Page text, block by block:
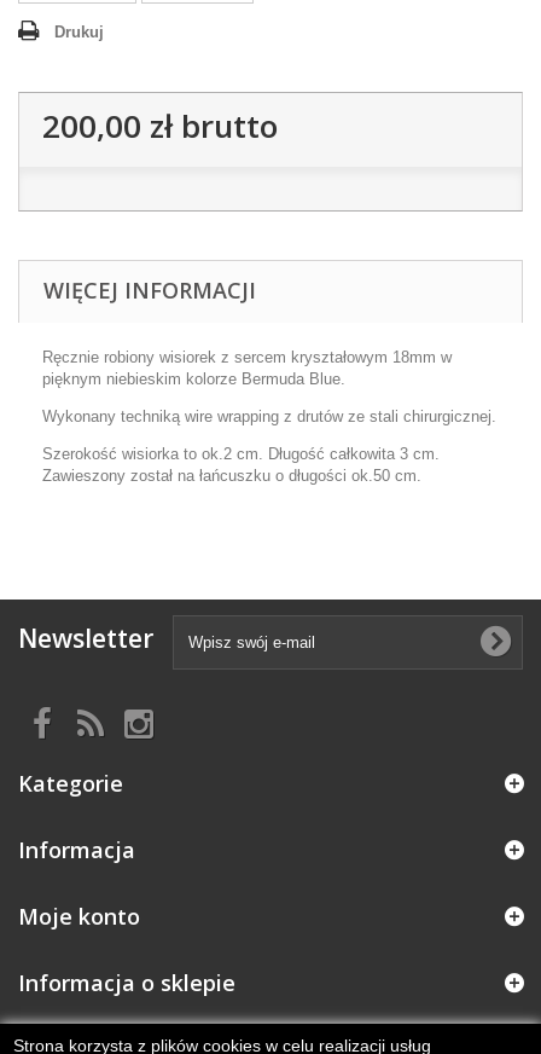
Drukuj
200,00 złbrutto
WIĘCEJ INFORMACJI
Ręcznie robiony wisiorek z sercem kryształowym 18mm w
pięknym niebieskim kolorze Bermuda Blue.
Wykonany techniką wire wrapping z drutów ze stali chirurgicznej.
Szerokość wisiorka to ok.2 cm. Długość całkowita 3 cm.
Zawieszony został na łańcuszku o długości ok.50 cm.
Newsletter
Kategorie
Informacja
Moje konto
Informacja o sklepie
Strona korzysta z plików cookies w celu realizacji usług